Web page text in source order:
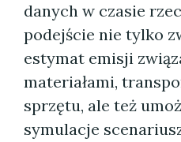
danych w czasie
podejście nie tylko
estymat emisji
materiałami,
sprzętu, ale też
symulacje